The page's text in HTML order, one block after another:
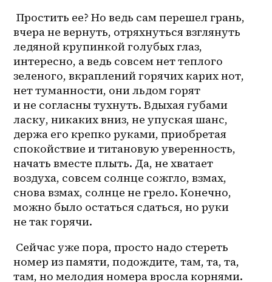
вчера не вернуть, отряхнуться взглянуть
ледяной крупинкой голубых глаз,
интересно, а ведь совсем нет теплого
зеленого, вкраплений горячих карих нот,
нет туманности, они льдом горят
и не согласны тухнуть. Вдыхая губами
ласку, никаких вниз, не упуская шанс,
держа его крепко руками, приобретая
спокойствие и титановую уверенность,
начать вместе плыть. Да, не хватает
воздуха, совсем солнце сожгло, взмах,
снова взмах, солнце не грело. Конечно,
можно было остаться сдаться, но руки
не так горячи.
номер из памяти, подождите, там, та, та,
там, но мелодия номера вросла корнями.